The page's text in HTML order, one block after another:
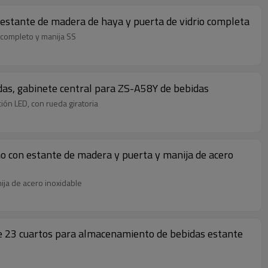
de madera de haya y puerta de vidrio completa
y manija SS
gabinete central para ZS-A58Y de bebidas
LED, con rueda giratoria
estante de madera y puerta y manija de acero
de acero inoxidable
cuartos para almacenamiento de bebidas estante